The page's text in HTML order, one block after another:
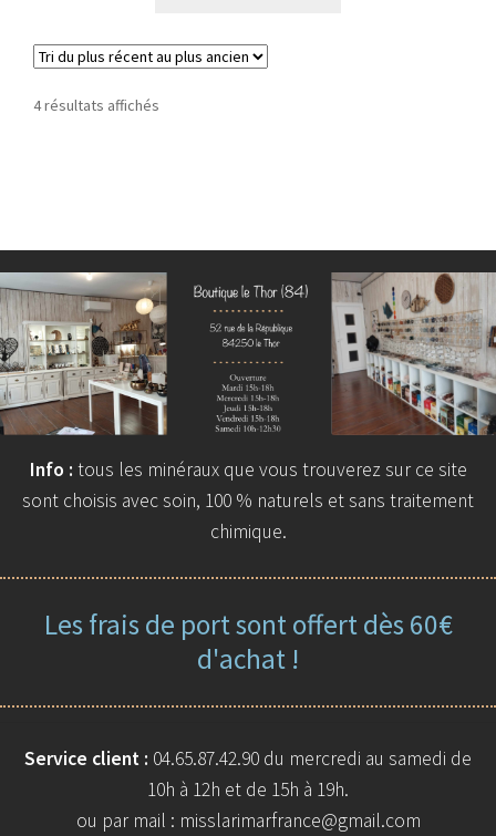
4 résultats affichés
ancien
Info : tous les minéraux que vous trouverez sur ce site
sont choisis avec soin, 100 % naturels et sans traitement
chimique.
Les frais de port sont offert dès 60€
d'achat !
Service client : 04.65.87.42.90 du mercredi au samedi de
10h à 12h et de 15h à 19h.
ou par mail : misslarimarfrance@gmail.com